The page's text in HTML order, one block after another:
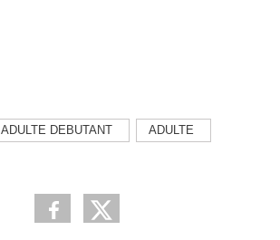
ADULTE DEBUTANT ADULTE